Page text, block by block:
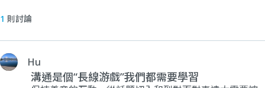
1 則討論
Hu
溝通是個“長線游戲”我們都需要學習